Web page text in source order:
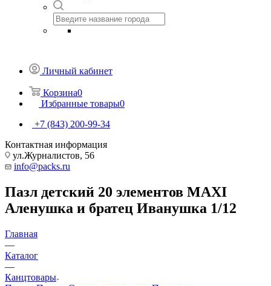
Личный кабинет
Корзина0
Избранные товары0
+7 (843) 200-99-34
Контактная информация
ул.Журналистов, 56
info@packs.ru
Пазл детский 20 элементов MAXI
Аленушка и братец Иванушка 1/12
Главная
—
Каталог
—
Канцтовары